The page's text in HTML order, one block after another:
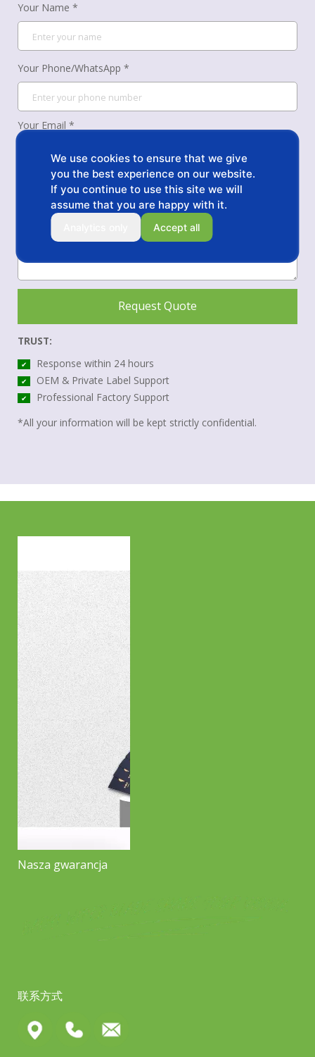
Your Name *
Your Phone/WhatsApp *
Your Email *
Message *
Request Quote
TRUST:
✔ Response within 24 hours
✔ OEM & Private Label Support
✔
Professional Factory Support
*All your information will be kept strictly confidential.
Nasza gwarancja
联系方式
We use cookies to ensure that we give
you the best experience on our website.
If you continue to use this site we will
assume that you are happy with it.
Accept all